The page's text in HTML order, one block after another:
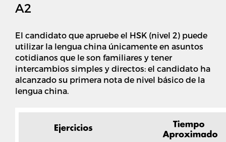
A2
El candidato que apruebe el HSK (nivel 2) puede
utilizar la lengua china únicamente en asuntos
cotidianos que le son familiares y tener
intercambios simples y directos: el candidato ha
alcanzado su primera nota de nivel básico de la
lengua china.